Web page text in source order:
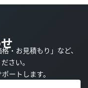
・お見積もり」など、
さい。
ートします。